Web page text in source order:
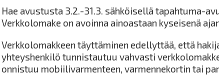
Hae avustusta 3.2.-31.3. sähköisellä tapahtuma-
Verkkolomake on avoinna ainoastaan kyseisenä
Verkkolomakkeen täyttäminen edellyttää, että
yhteyshenkilö tunnistautuu vahvasti
onnistuu mobiilivarmenteen, varmennekortin tai